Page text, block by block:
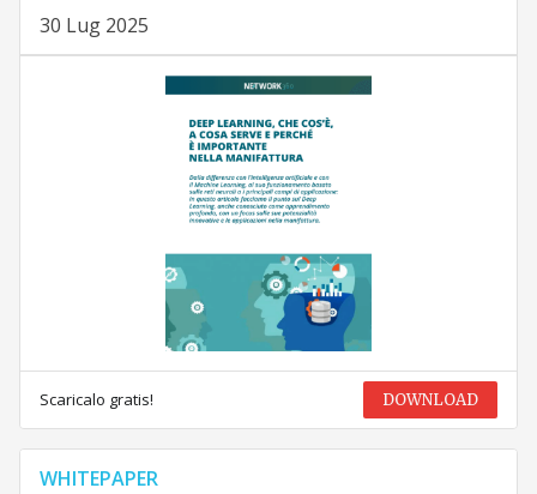
30 Lug 2025
Scaricalo gratis! DOWNLOAD
WHITEPAPER